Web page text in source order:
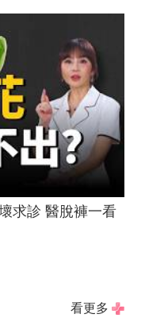
求診 醫脫褲一看
看更多